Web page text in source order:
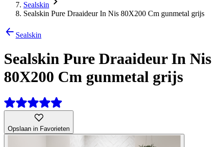
Sealskin
Sealskin Pure Draaideur In Nis 80X200 Cm gunmetal grijs
Sealskin
Sealskin Pure Draaideur In Nis
80X200 Cm gunmetal grijs
Opslaan in Favorieten